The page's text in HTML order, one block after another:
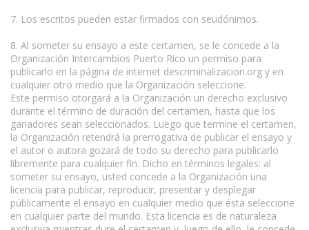
7. Los escritos pueden estar firmados con seudónimos.
8. Al someter su ensayo a este certamen, se le concede a la
Organización Intercambios Puerto Rico un permiso para
publicarlo en la página de internet descriminalizacion.org y en
cualquier otro medio que la Organización seleccione.
Este permiso otorgará a la Organización un derecho exclusivo
durante el término de duración del certamen, hasta que los
ganadores sean seleccionados. Luego que termine el certamen,
la Organización retendrá la prerrogativa de publicar el ensayo y
el autor o autora gozará de todo su derecho para publicarlo
libremente para cualquier fin. Dicho en términos legales: al
someter su ensayo, usted concede a la Organización una
licencia para publicar, reproducir, presentar y desplegar
públicamente el ensayo en cualquier medio que ésta seleccione
en cualquier parte del mundo. Esta licencia es de naturaleza